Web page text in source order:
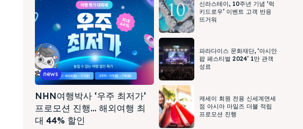
news
NHN여행박사 ‘우주 최저가’
프로모션 진행… 해외여행 최
대 44% 할인
신라스테이, 10주년 기념 ‘럭
키드로우’ 이벤트 고객 반응
뜨거워
파라다이스 문화재단, ‘아시안
팝 페스티벌 2024’ 1만 관객
성료
캐세이 회원 전용 신세계면세
점 아시아 마일즈 더블 적립
프로모션 진행